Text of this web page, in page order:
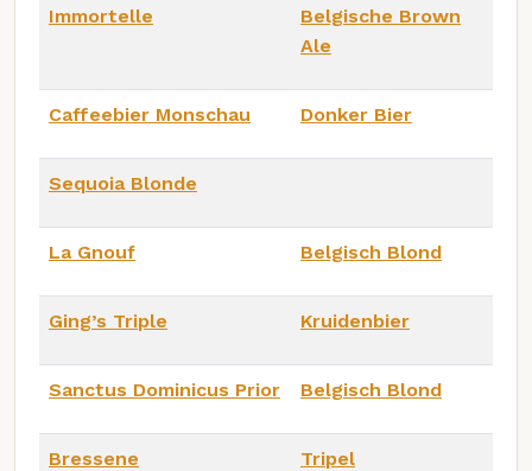
Immortelle
Belgische Brown
Ale
Caffeebier Monschau Donker Bier
Sequoia Blonde
La Gnouf Belgisch Blond
Ging’s Triple Kruidenbier
Sanctus Dominicus Prior Belgisch Blond
Bressene Tripel